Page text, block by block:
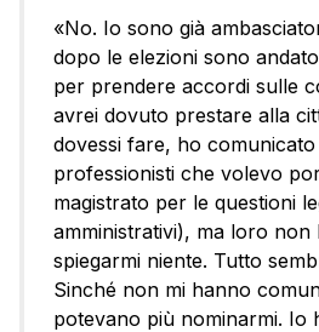
«No. Io sono già
dopo le elezioni sono
per prendere accordi sulle
avrei dovuto prestare alla
dovessi fare, ho
professionisti che volevo
magistrato per le questioni
amministrativi), ma loro non
spiegarmi niente. Tutto
Sinché non mi hanno
potevano più nominarmi. Io